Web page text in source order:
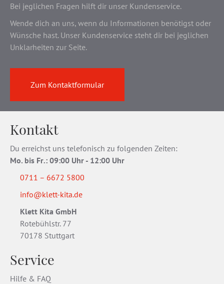
Bei jeglichen Fragen hilft dir unser Kundenservice.
Wende dich an uns, wenn du Informationen benötigst oder
Wünsche hast. Unser Kundenservice steht dir bei jeglichen
Unklarheiten zur Seite.
Zum Kontaktformular
Kontakt
Du erreichst uns telefonisch zu folgenden Zeiten:
Mo. bis Fr.: 09:00 Uhr - 12:00 Uhr
0711 – 6672 5800
info@klett-kita.de
Klett Kita GmbH
Rotebühlstr. 77
70178 Stuttgart
Service
Hilfe & FAQ